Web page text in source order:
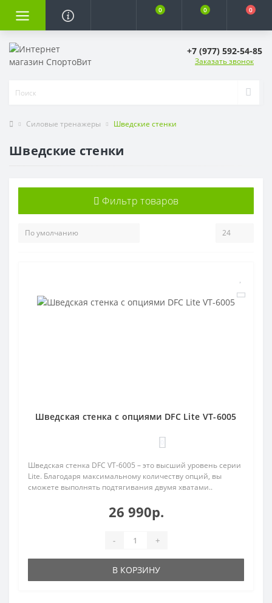
0 0 0
+7 (977) 592-54-85
Заказать звонок
Силовые тренажеры Шведские стенки
Шведские стенки
Фильтр товаров
Шведская стенка с опциями DFC Lite VT-6005
Шведская стенка DFC VT-6005 – это высший уровень серии
Lite. Благодаря максимальному количеству опций, вы
сможете выполнять подтягивания двумя хватами..
26 990р.
- +
В КОРЗИНУ